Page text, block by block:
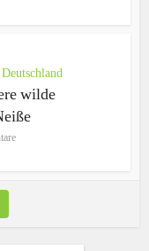
Deutschland
wilde